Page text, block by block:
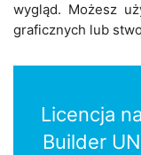
wygląd. Możesz
graficznych lub
Licencja
Builder